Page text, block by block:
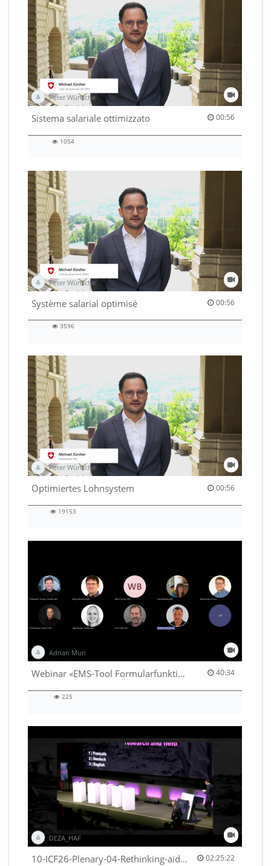
Peter Wünsche
Sistema salariale ottimizzato 00:56
00:56 duration
1054
Peter Wünsche
Système salarial optimisé 00:56
00:56 duration
3596
Peter Wünsche
Optimiertes Lohnsystem 00:56
00:56 duration
19153
Adrian Muri
Webinar «EMS-Tool Formularfunktion» 40:34
40:34 duration
225
DEZA_HAF
10-ICF26-Plenary-04-Rethinking-aid-deliveries-for-greater-impact-with-existing-resources-53529531710001791 02:25:22
02:25:22 duration